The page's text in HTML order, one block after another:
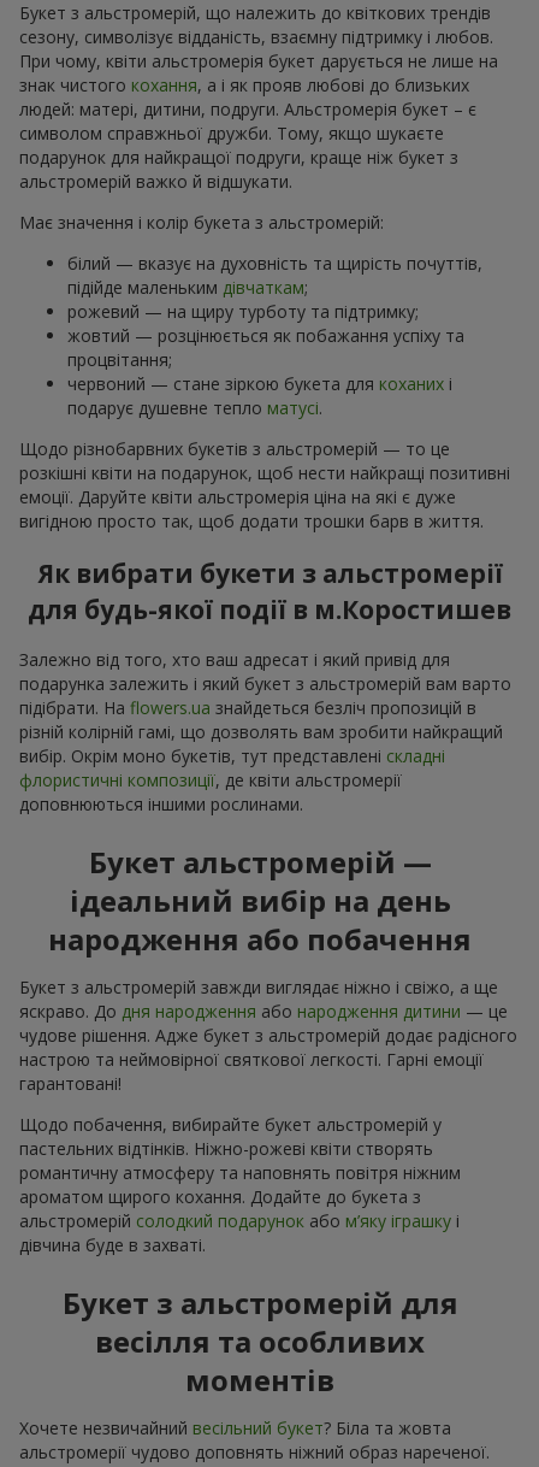
Букет з альстромерій, що належить до квіткових трендів
сезону, символізує відданість, взаємну підтримку і любов.
При чому, квіти альстромерія букет дарується не лише на
знак чистого кохання, а і як прояв любові до близьких
людей: матері, дитини, подруги. Альстромерія букет – є
символом справжньої дружби. Тому, якщо шукаєте
подарунок для найкращої подруги, краще ніж букет з
альстромерій важко й відшукати.
Має значення і колір букета з альстромерій:
білий — вказує на духовність та щирість почуттів,
підійде маленьким дівчаткам;
рожевий — на щиру турботу та підтримку;
жовтий — розцінюється як побажання успіху та
процвітання;
червоний — стане зіркою букета для коханих і
подарує душевне тепло матусі.
Щодо різнобарвних букетів з альстромерій — то це
розкішні квіти на подарунок, щоб нести найкращі позитивні
емоції. Даруйте квіти альстромерія ціна на які є дуже
вигідною просто так, щоб додати трошки барв в життя.
Як вибрати букети з альстромерії
для будь-якої події в м.Коростишев
Залежно від того, хто ваш адресат і який привід для
подарунка залежить і який букет з альстромерій вам варто
підібрати. На flowers.ua знайдеться безліч пропозицій в
різній колірній гамі, що дозволять вам зробити найкращий
вибір. Окрім моно букетів, тут представлені складні
флористичні композиції, де квіти альстромерії
доповнюються іншими рослинами.
Букет альстромерій —
ідеальний вибір на день
народження або побачення
Букет з альстромерій завжди виглядає ніжно і свіжо, а ще
яскраво. До дня народження або народження дитини — це
чудове рішення. Адже букет з альстромерій додає радісного
настрою та неймовірної святкової легкості. Гарні емоції
гарантовані!
Щодо побачення, вибирайте букет альстромерій у
пастельних відтінків. Ніжно-рожеві квіти створять
романтичну атмосферу та наповнять повітря ніжним
ароматом щирого кохання. Додайте до букета з
альстромерій солодкий подарунок або м’яку іграшку і
дівчина буде в захваті.
Букет з альстромерій для
весілля та особливих
моментів
Хочете незвичайний весільний букет? Біла та жовта
альстромерії чудово доповнять ніжний образ нареченої.